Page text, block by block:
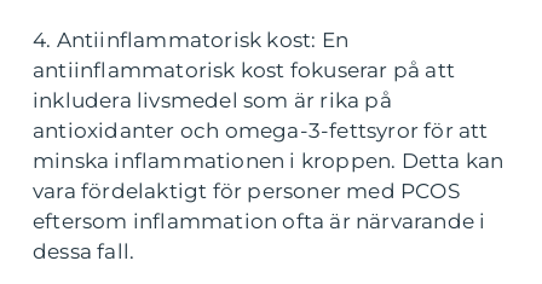
4. Antiinflammatorisk kost: En
antiinflammatorisk kost fokuserar på att
inkludera livsmedel som är rika på
antioxidanter och omega-3-fettsyror för att
minska inflammationen i kroppen. Detta kan
vara fördelaktigt för personer med PCOS
eftersom inflammation ofta är närvarande i
dessa fall.